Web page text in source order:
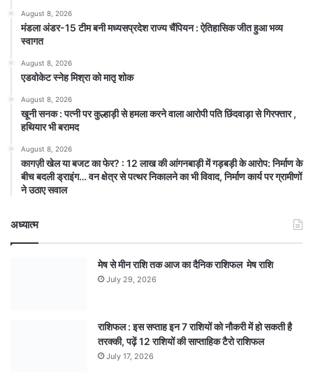
August 8, 2026
मंडला अंडर-15 टीम बनी मध्यसप्रदेश राज्य चैंपियन : ऐतिहासिक जीत हुआ भव्य
स्वागत
August 8, 2026
एडवोकेट स्नेह मिश्रा को मातृ शोक
August 8, 2026
खूनी सनक : पत्नी पर कुल्हाड़ी से हमला करने वाला आरोपी पति छिंदवाड़ा से गिरफ्तार ,
हथियार भी बरामद
August 8, 2026
कागज़ी खेल या बजट का फेर? : 12 लाख की आंगनबाड़ी में गड़बड़ी के आरोप: निर्माण के
बीच बदली ड्राइंग… वन क्षेत्र से पत्थर निकालने का भी विवाद, निर्माण कार्य पर ग्रामीणों
ने उठाए सवाल
अध्यात्म
मेष से मीन राशि तक आज का दैनिक राशिफल मेष राशि
July 29, 2026
राशिफल : इस सप्ताह इन 7 राशियों को नौकरी में हो सकती है
तरक्की, पढ़ें 12 राशियों की साप्ताहिक टैरो राशिफल
July 17, 2026